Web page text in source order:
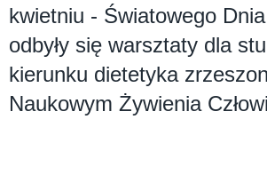
kwietniu - Światowego
odbyły się warsztaty dla
kierunku dietetyka
Naukowym Żywienia